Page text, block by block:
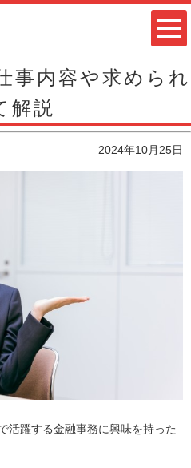
事内容や求められ
解説
2024年10月25日
活躍する金融事務に興味を持った